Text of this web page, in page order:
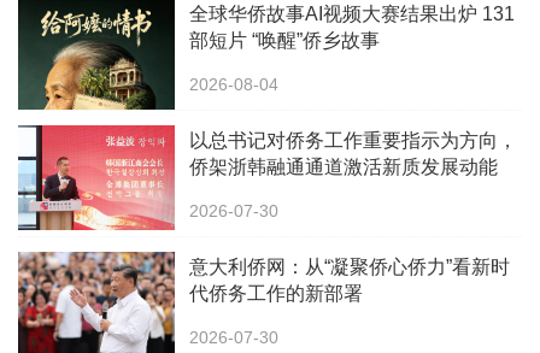
全球华侨故事AI视频大赛结果出炉 131
部短片 “唤醒”侨乡故事
2026-08-04
以总书记对侨务工作重要指示为方向，
侨架浙韩融通通道激活新质发展动能
2026-07-30
意大利侨网：从“凝聚侨心侨力”看新时
代侨务工作的新部署
2026-07-30